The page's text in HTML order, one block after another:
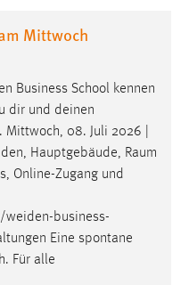
Mittwoch
Business School kennen
dir und deinen
08. Juli 2026 |
, Hauptgebäude, Raum
Online-Zugang und
business-
Eine spontane
Für alle
wird in diesem Cookie
ist.